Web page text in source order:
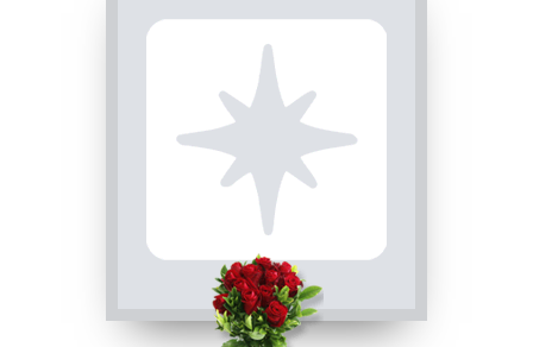
guardava mai all'orario di lavoro, badava prima
Consigliere comunale, vicesindaco di Villareggia,
nei primi anni Ottanta è stato anche consigliere
regionale nelle liste della Democrazia Cristiana
nel Collegio di Caluso-Ivrea. Ha ricoperto inoltre
varie cariche amministrative in società
assicurative e nel consorzio agrario.
Ha onorato la Costituzione in ogni circostanza e
per questo ha ottenuto il riconoscimento di
Cavaliere del Lavoro.